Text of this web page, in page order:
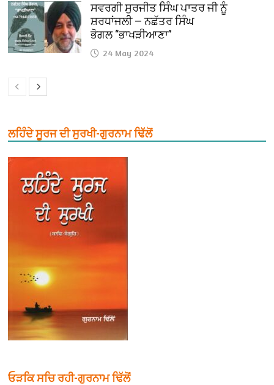
ਸਵਰਗੀ ਸੁਰਜੀਤ ਸਿੰਘ ਪਾਤਰ ਜੀ ਨੂੰ
ਸ਼ਰਧਾਂਜਲੀ — ਨਛੱਤਰ ਸਿੰਘ
ਭੋਗਲ “ਭਾਖੜੀਆਣਾ”
24 May 2024
ਲਹਿੰਦੇ ਸੂਰਜ ਦੀ ਸੁਰਖੀ-ਗੁਰਨਾਮ ਢਿੱਲੋਂ
ਓੜਕਿ ਸਚਿ ਰਹੀ-ਗੁਰਨਾਮ ਢਿੱਲੋਂ